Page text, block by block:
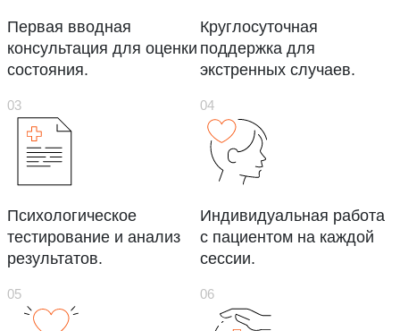
Первая вводная
консультация для оценки
состояния.
Круглосуточная
поддержка для
экстренных случаев.
Психологическое
тестирование и анализ
результатов.
Индивидуальная работа
с пациентом на каждой
сессии.